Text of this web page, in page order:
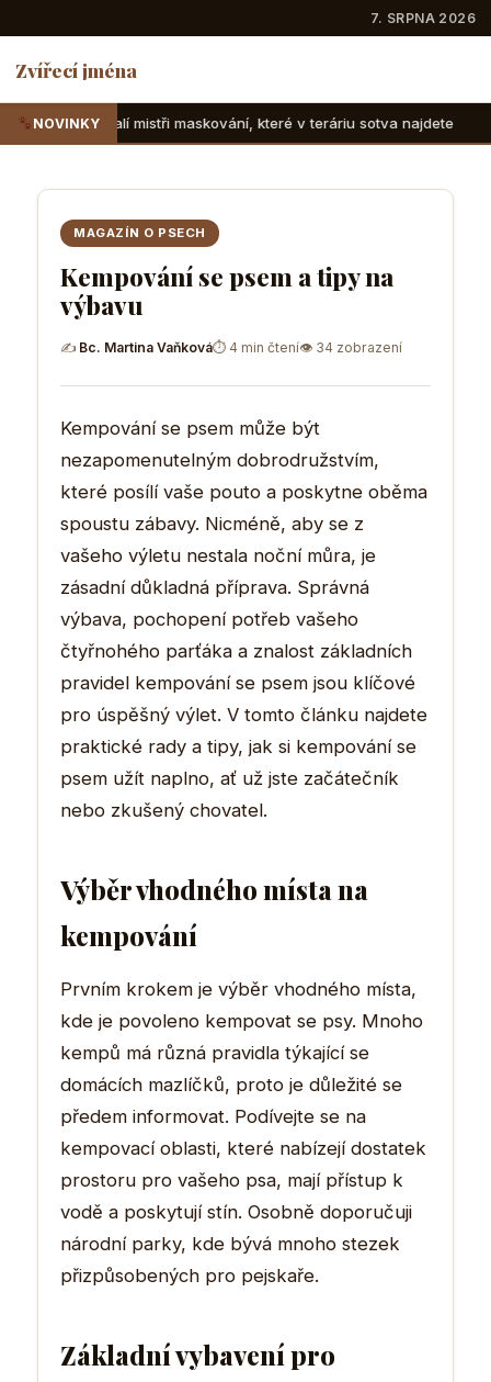
7. SRPNA 2026
Zvířecí jména
NOVINKY
maskování, které v teráriu sotva najdete Suchozemské
MAGAZÍN O PSECH
Kempování se psem a tipy na
výbavu
✍ Bc. Martina Vaňková⏱ 4 min čtení👁 34 zobrazení
Kempování se psem může být
nezapomenutelným dobrodružstvím,
které posílí vaše pouto a poskytne oběma
spoustu zábavy. Nicméně, aby se z
vašeho výletu nestala noční můra, je
zásadní důkladná příprava. Správná
výbava, pochopení potřeb vašeho
čtyřnohého parťáka a znalost základních
pravidel kempování se psem jsou klíčové
pro úspěšný výlet. V tomto článku najdete
praktické rady a tipy, jak si kempování se
psem užít naplno, ať už jste začátečník
nebo zkušený chovatel.
Výběr vhodného místa na
kempování
Prvním krokem je výběr vhodného místa,
kde je povoleno kempovat se psy. Mnoho
kempů má různá pravidla týkající se
domácích mazlíčků, proto je důležité se
předem informovat. Podívejte se na
kempovací oblasti, které nabízejí dostatek
prostoru pro vašeho psa, mají přístup k
vodě a poskytují stín. Osobně doporučuji
národní parky, kde bývá mnoho stezek
přizpůsobených pro pejskaře.
Základní vybavení pro